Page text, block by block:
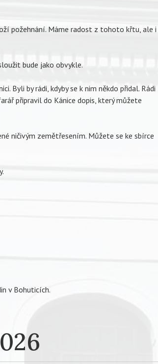
požehnání. Máme radost z tohoto křtu, ale i
bude jako obvykle.
Byli by rádi, kdyby se k nim někdo přidal. Rádi
připravil do Kánice dopis, který můžete
ničivým zemětřesením. Můžete se ke sbírce
v Bohuticích.